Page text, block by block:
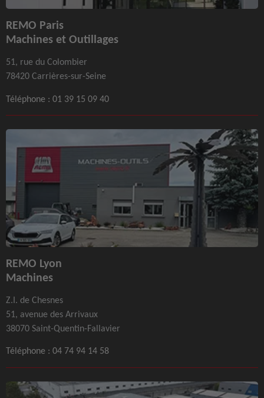
REMO Paris
Machines et Outillages
51, rue du Colombier
78420 Carrières-sur-Seine
Téléphone : 01 39 15 09 40
REMO Lyon
Machines
Z.I. de Chesnes
51, avenue des Arrivaux
38070 Saint-Quentin-Fallavier
Téléphone : 04 74 94 14 58